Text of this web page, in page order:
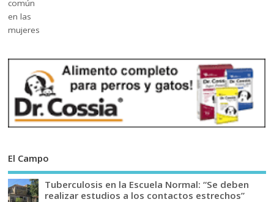
El Campo
Tuberculosis en la Escuela Normal: “Se deben
realizar estudios a los contactos estrechos”